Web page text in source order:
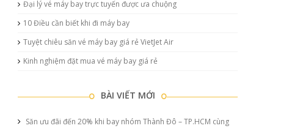
Đại lý vé máy bay trực tuyến được ưa chuộng
10 Điều cần biết khi đi máy bay
Tuyệt chiêu săn vé máy bay giá rẻ VietJet Air
Kinh nghiệm đặt mua vé máy bay giá rẻ
BÀI VIẾT MỚI
Săn ưu đãi đến 20% khi bay nhóm Thành Đô – TP.HCM cùng